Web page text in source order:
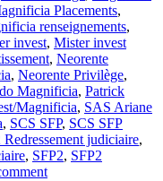
Placements,
renseignements,
invest, Mister invest
, Neorente
, Neorente Privilège,
Magnificia, Patrick
Magnificia, SAS Ariane
, SCS SFP, SCS SFP
Redressement judiciaire,
, SFP2, SFP2